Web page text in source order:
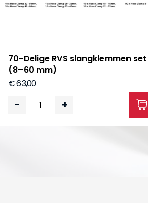
70-Delige RVS slangklemmen set
(8–60 mm)
€ 63,00
- +